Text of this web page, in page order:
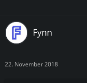
Fynn
22. November 2018